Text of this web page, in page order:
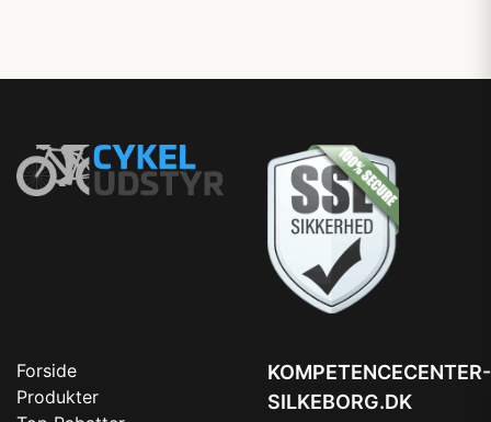
Forside
Produkter
KOMPETENCECENTER-
SILKEBORG.DK